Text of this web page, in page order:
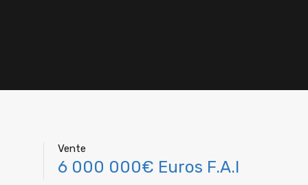
Vente
6 000 000€ Euros F.A.I